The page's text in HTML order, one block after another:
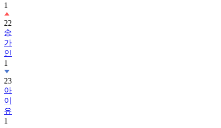
1
22
송
가
인
1
23
아
이
유
1